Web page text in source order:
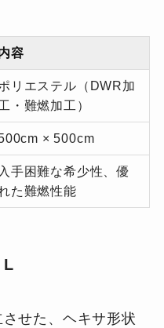
容
リエステル（DWR加
・難燃加工）
× 500cm
入手困難な希少性、優
た難燃性能
L
せた、ヘキサ形状